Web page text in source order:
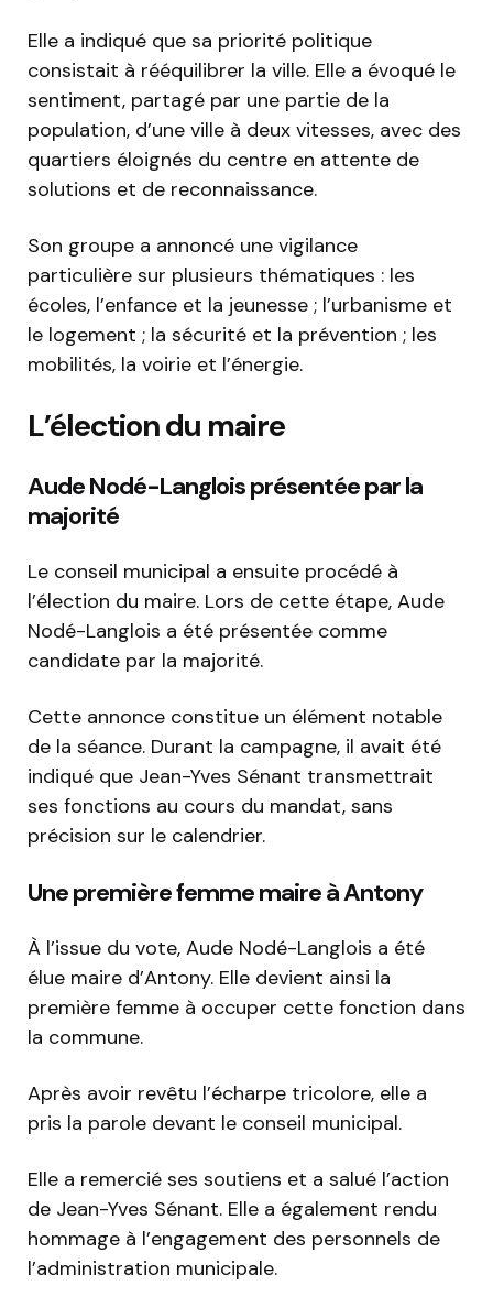
Elle a indiqué que sa priorité politique
consistait à rééquilibrer la ville. Elle a évoqué le
sentiment, partagé par une partie de la
population, d’une ville à deux vitesses, avec des
quartiers éloignés du centre en attente de
solutions et de reconnaissance.
Son groupe a annoncé une vigilance
particulière sur plusieurs thématiques : les
écoles, l’enfance et la jeunesse ; l’urbanisme et
le logement ; la sécurité et la prévention ; les
mobilités, la voirie et l’énergie.
L’élection du maire
Aude Nodé-Langlois présentée par la
majorité
Le conseil municipal a ensuite procédé à
l’élection du maire. Lors de cette étape, Aude
Nodé-Langlois a été présentée comme
candidate par la majorité.
Cette annonce constitue un élément notable
de la séance. Durant la campagne, il avait été
indiqué que Jean-Yves Sénant transmettrait
ses fonctions au cours du mandat, sans
précision sur le calendrier.
Une première femme maire à Antony
À l’issue du vote, Aude Nodé-Langlois a été
élue maire d’Antony. Elle devient ainsi la
première femme à occuper cette fonction dans
la commune.
Après avoir revêtu l’écharpe tricolore, elle a
pris la parole devant le conseil municipal.
Elle a remercié ses soutiens et a salué l’action
de Jean-Yves Sénant. Elle a également rendu
hommage à l’engagement des personnels de
l’administration municipale.